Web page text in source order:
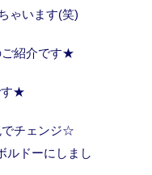
ゃいます(笑)
ご紹介です★
す★
でチェンジ☆
ルドーにしまし